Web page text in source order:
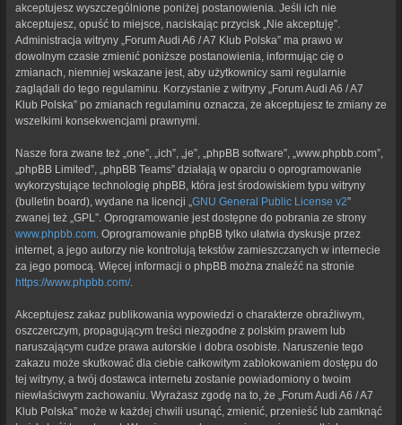
akceptujesz wyszczególnione poniżej postanowienia. Jeśli ich nie
akceptujesz, opuść to miejsce, naciskając przycisk „Nie akceptuję”.
Administracja witryny „Forum Audi A6 / A7 Klub Polska” ma prawo w
dowolnym czasie zmienić poniższe postanowienia, informując cię o
zmianach, niemniej wskazane jest, aby użytkownicy sami regularnie
zaglądali do tego regulaminu. Korzystanie z witryny „Forum Audi A6 / A7
Klub Polska” po zmianach regulaminu oznacza, że akceptujesz te zmiany ze
wszelkimi konsekwencjami prawnymi.
Nasze fora zwane też „one”, „ich”, „je”, „phpBB software”, „www.phpbb.com”,
„phpBB Limited”, „phpBB Teams” działają w oparciu o oprogramowanie
wykorzystujące technologię phpBB, która jest środowiskiem typu witryny
(bulletin board), wydane na licencji „GNU General Public License v2”
zwanej też „GPL”. Oprogramowanie jest dostępne do pobrania ze strony
www.phpbb.com. Oprogramowanie phpBB tylko ułatwia dyskusje przez
internet, a jego autorzy nie kontrolują tekstów zamieszczanych w internecie
za jego pomocą. Więcej informacji o phpBB można znaleźć na stronie
https://www.phpbb.com/.
Akceptujesz zakaz publikowania wypowiedzi o charakterze obraźliwym,
oszczerczym, propagującym treści niezgodne z polskim prawem lub
naruszającym cudze prawa autorskie i dobra osobiste. Naruszenie tego
zakazu może skutkować dla ciebie całkowitym zablokowaniem dostępu do
tej witryny, a twój dostawca internetu zostanie powiadomiony o twoim
niewłaściwym zachowaniu. Wyrażasz zgodę na to, że „Forum Audi A6 / A7
Klub Polska” może w każdej chwili usunąć, zmienić, przenieść lub zamknąć